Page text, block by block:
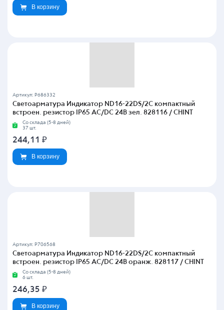
В корзину
Артикул: P686332
Светоарматура Индикатор ND16-22DS/2C компактный
встроен. резистор IP65 AC/DC 24В зел. 828116 / CHINT
Со склада (5-8 дней)
37 шт.
244,11 ₽
В корзину
Артикул: P706568
Светоарматура Индикатор ND16-22DS/2C компактный
встроен. резистор IP65 AC/DC 24В оранж. 828117 / CHINT
Со склада (5-8 дней)
6 шт.
246,35 ₽
В корзину